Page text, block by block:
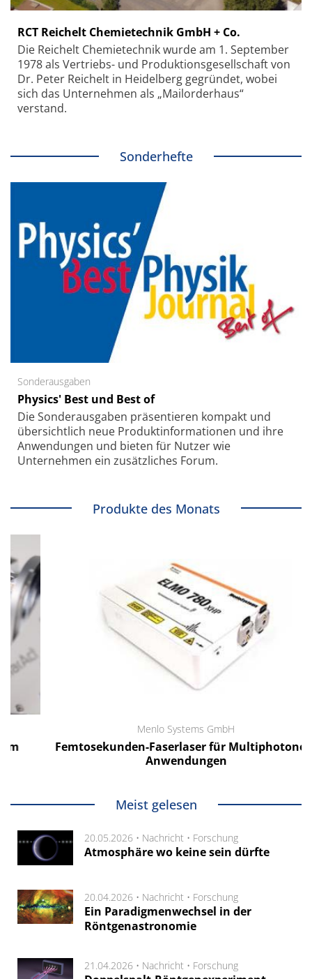
RCT Reichelt Chemietechnik GmbH + Co.
Die Reichelt Chemietechnik wurde am 1. September
1978 als Vertriebs- und Produktionsgesellschaft von
Dr. Peter Reichelt in Heidelberg gegründet, wobei
sich das Unternehmen als „Mailorderhaus“
verstand.
Sonderhefte
Sonderausgaben
Physics' Best und Best of
Die Sonder­ausgaben präsentieren kompakt und
übersichtlich neue Produkt­informationen und ihre
Anwendungen und bieten für Nutzer wie
Unternehmen ein zusätzliches Forum.
Produkte des Monats
Menlo Systems GmbH
Femtosekunden-Faserlaser für Multiphotonen-
Anwendungen
Meist gelesen
20.05.2026 • Nachricht • Forschung
Atmosphäre wo keine sein dürfte
20.04.2026 • Nachricht • Forschung
Ein Paradigmenwechsel in der
Röntgenastronomie
21.04.2026 • Nachricht • Forschung